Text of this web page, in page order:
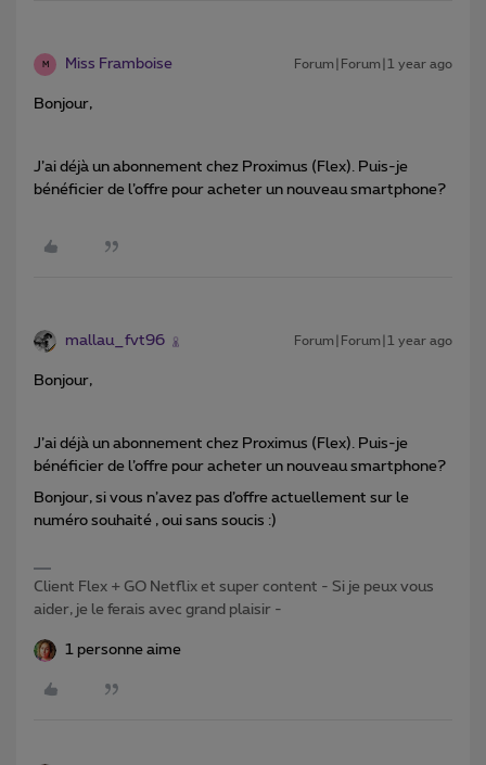
M Miss Framboise Forum|Forum|1 year ago
Bonjour,
J’ai déjà un abonnement chez Proximus (Flex). Puis-je
bénéficier de l’offre pour acheter un nouveau smartphone?
mallau_fvt96 Forum|Forum|1 year ago
Bonjour,
J’ai déjà un abonnement chez Proximus (Flex). Puis-je
bénéficier de l’offre pour acheter un nouveau smartphone?
Bonjour, si vous n’avez pas d’offre actuellement sur le
numéro souhaité , oui sans soucis :)
Client Flex + GO Netflix et super content - Si je peux vous
aider, je le ferais avec grand plaisir -
1 personne aime